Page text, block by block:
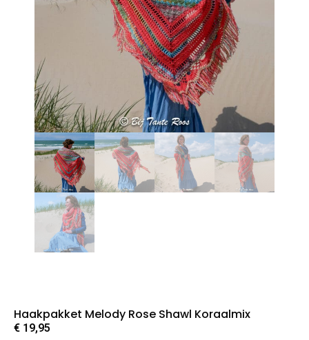
Haakpakket Melody Rose Shawl Koraalmix
€ 19,95